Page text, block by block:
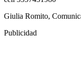
Giulia Romito,
Publicidad